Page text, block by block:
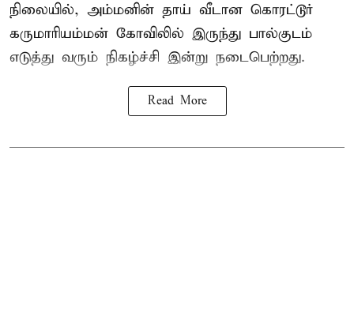
நிலையில், அம்மனின் தாய் வீடான கொரட்டூர்
கருமாரியம்மன் கோவிலில் இருந்து பால்குடம்
எடுத்து வரும் நிகழ்ச்சி இன்று நடைபெற்றது.
Read More